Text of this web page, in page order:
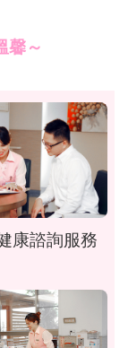
～
康諮詢服務